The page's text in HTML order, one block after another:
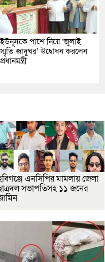
ইউনূসকে পাশে নিয়ে ‘জুলাই
স্মৃতি জাদুঘর’ উদ্বোধন করলেন
প্রধানমন্ত্রী
এনসিপির মামলায় জেলা
সভাপতিসহ ১১ জনের